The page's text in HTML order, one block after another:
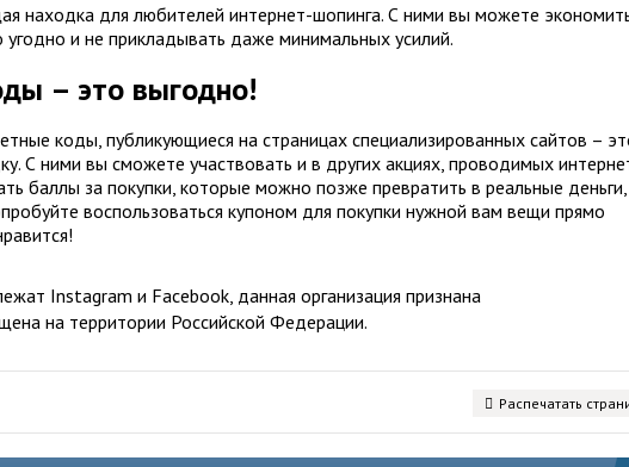
находка для любителей интернет-шопинга. С ними вы можете
угодно и не прикладывать даже минимальных усилий.
– это выгодно!
коды, публикующиеся на страницах специализированных сайтов –
С ними вы сможете участвовать и в других акциях, проводимых
баллы за покупки, которые можно позже превратить в реальные
воспользоваться купоном для покупки нужной вам вещи прямо
Instagram и Facebook, данная организация признана
на территории Российской Федерации.
Распечатать